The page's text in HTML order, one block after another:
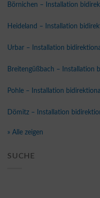
Börnichen – Installation
Heideland – Installation
Urbar – Installation
Breitengüßbach – Installation
Pohle – Installation
Dömitz – Installation
» Alle zeigen
SUCHE